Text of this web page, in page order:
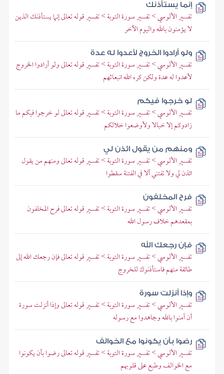
إنما يستأذنك
تفسير الألوسي > تفسير سورة التوبة > تفسير قوله تعالى إنما يستأذنك الذين
لا يؤمنون بالله واليوم الآخر
ولو أرادوا الخروج لأعدوا له عدة
تفسير الألوسي > تفسير سورة التوبة > تفسير قوله تعالى ولو أرادوا الخروج
لأعدوا له عدة ولكن كره الله انبعاثهم
لو خرجوا فيكم
تفسير الألوسي > تفسير سورة التوبة > تفسير قوله تعالى لو خرجوا فيكم ما
زادوكم إلا خبالا ولأوضعوا خلالكم
ومنهم من يقول ائذن لي
تفسير الألوسي > تفسير سورة التوبة > تفسير قوله تعالى ومنهم من يقول
ائذن لي ولا تفتني ألا في الفتنة سقطوا
فرح المخلفون
تفسير الألوسي > تفسير سورة التوبة > تفسير قوله تعالى فرح المخلفون
بمقعدهم خلاف رسول الله
فإن رجعك الله
تفسير الألوسي > تفسير سورة التوبة > تفسير قوله تعالى فإن رجعك الله إلى
طائفة منهم فاستأذنوك للخروج
وإذا أنزلت سورة
تفسير الألوسي > تفسير سورة التوبة > تفسير قوله تعالى وإذا أنزلت سورة
أن آمنوا بالله وجاهدوا مع رسوله
رضوا بأن يكونوا مع الخوالف
تفسير الألوسي > تفسير سورة التوبة > تفسير قوله تعالى رضوا بأن يكونوا
مع الخوالف وطبع على قلوبهم